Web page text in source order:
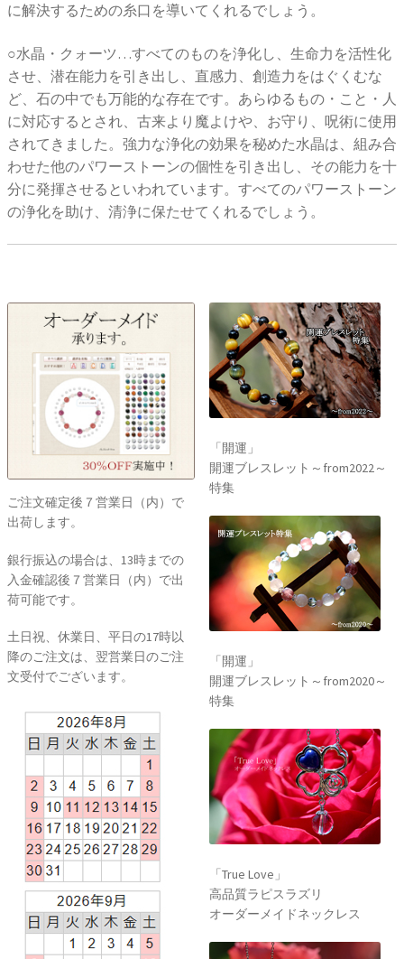
に解決するための糸口を導いてくれるでしょう。
○水晶・クォーツ…すべてのものを浄化し、生命力を活性化
させ、潜在能力を引き出し、直感力、創造力をはぐくむな
ど、石の中でも万能的な存在です。あらゆるもの・こと・人
に対応するとされ、古来より魔よけや、お守り、呪術に使用
されてきました。強力な浄化の効果を秘めた水晶は、組み合
わせた他のパワーストーンの個性を引き出し、その能力を十
分に発揮させるといわれています。すべてのパワーストーン
の浄化を助け、清浄に保たせてくれるでしょう。
ご注文確定後７営業日（内）で
出荷します。
銀行振込の場合は、13時までの
入金確認後７営業日（内）で出
荷可能です。
土日祝、休業日、平日の17時以
降のご注文は、翌営業日のご注
文受付でございます。
「開運」
開運ブレスレット～from2022～
特集
「開運」
開運ブレスレット～from2020～
特集
「True Love」
高品質ラピスラズリ
オーダーメイドネックレス